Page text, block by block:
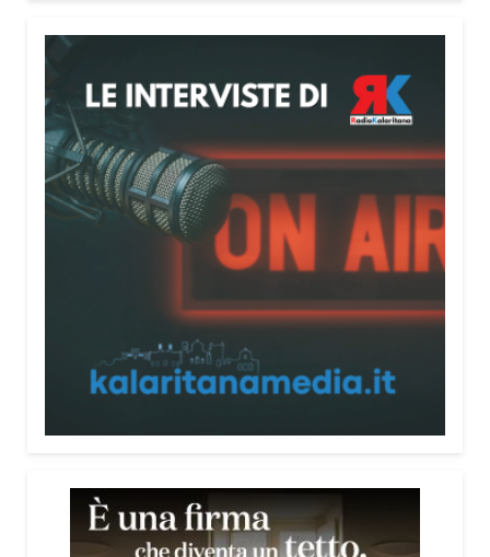
libanese del Consiglio dei Giovani del
Mediterraneo della CEI: «Il campo è molto più di
un’esperienza di volontariato: è un’opportunità per
costruire relazioni attraverso il servizio, linguaggio
universale capace di unire persone diverse».
Condividi:
X WhatsApp
E-mail Stampa